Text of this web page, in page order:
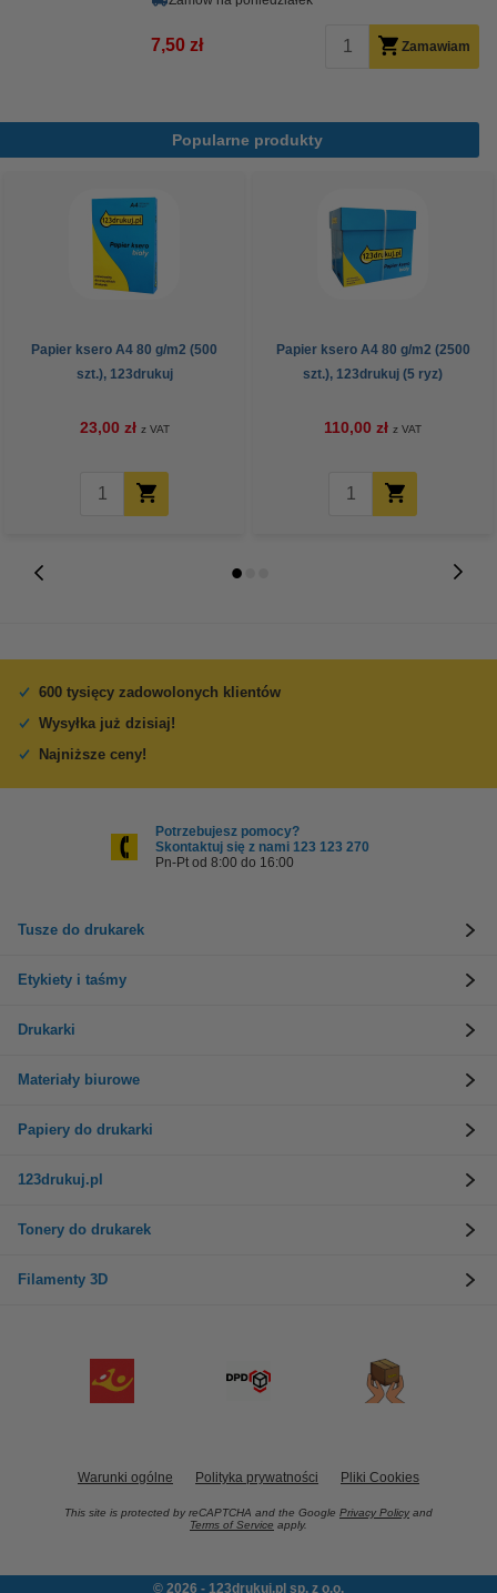
7,50 zł Zamawiam
Popularne produkty
Papier ksero A4 80 g/m2 (500
szt.), 123drukuj
23,00 zł z VAT
Papier ksero A4 80 g/m2 (2500
szt.), 123drukuj (5 ryz)
110,00 zł z VAT
600 tysięcy zadowolonych klientów
Wysyłka już dzisiaj!
Najniższe ceny!
Potrzebujesz pomocy?
Skontaktuj się z nami 123 123 270
Pn-Pt od 8:00 do 16:00
Tusze do drukarek
Etykiety i taśmy
Drukarki
Materiały biurowe
Papiery do drukarki
123drukuj.pl
Tonery do drukarek
Filamenty 3D
Warunki ogólne Polityka prywatności Pliki Cookies
This site is protected by reCAPTCHA and the Google Privacy Policy and
Terms of Service apply.
© 2026 - 123drukuj.pl sp. z o.o.